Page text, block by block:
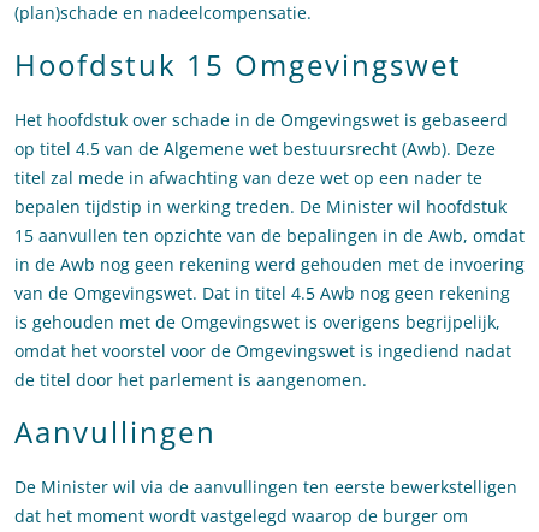
(plan)schade en nadeelcompensatie.
Hoofdstuk 15 Omgevingswet
Het hoofdstuk over schade in de Omgevingswet is gebaseerd
op titel 4.5 van de Algemene wet bestuursrecht (Awb). Deze
titel zal mede in afwachting van deze wet op een nader te
bepalen tijdstip in werking treden. De Minister wil hoofdstuk
15 aanvullen ten opzichte van de bepalingen in de Awb, omdat
in de Awb nog geen rekening werd gehouden met de invoering
van de Omgevingswet. Dat in titel 4.5 Awb nog geen rekening
is gehouden met de Omgevingswet is overigens begrijpelijk,
omdat het voorstel voor de Omgevingswet is ingediend nadat
de titel door het parlement is aangenomen.
Aanvullingen
De Minister wil via de aanvullingen ten eerste bewerkstelligen
dat het moment wordt vastgelegd waarop de burger om